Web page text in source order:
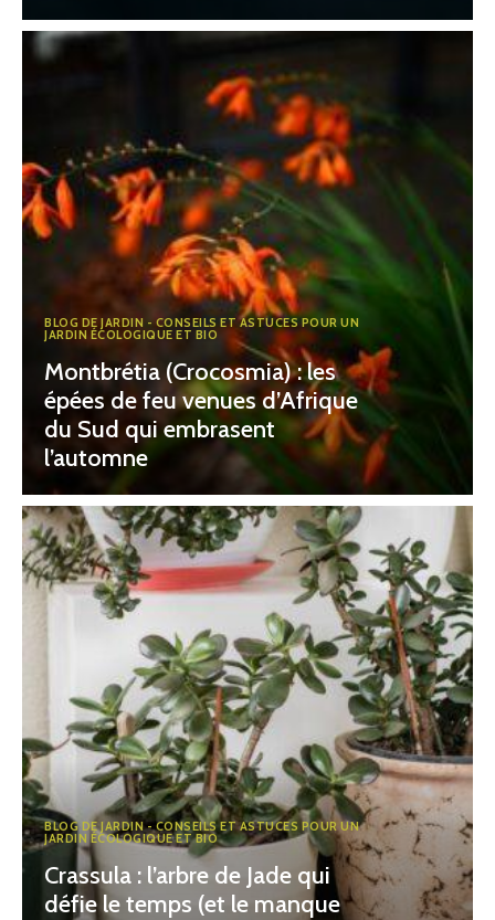
BLOG DE JARDIN - CONSEILS ET ASTUCES POUR UN
JARDIN ÉCOLOGIQUE ET BIO
Montbrétia (Crocosmia) : les
épées de feu venues d’Afrique
du Sud qui embrasent
l’automne
BLOG DE JARDIN - CONSEILS ET ASTUCES POUR UN
JARDIN ÉCOLOGIQUE ET BIO
Crassula : l’arbre de Jade qui
défie le temps (et le manque